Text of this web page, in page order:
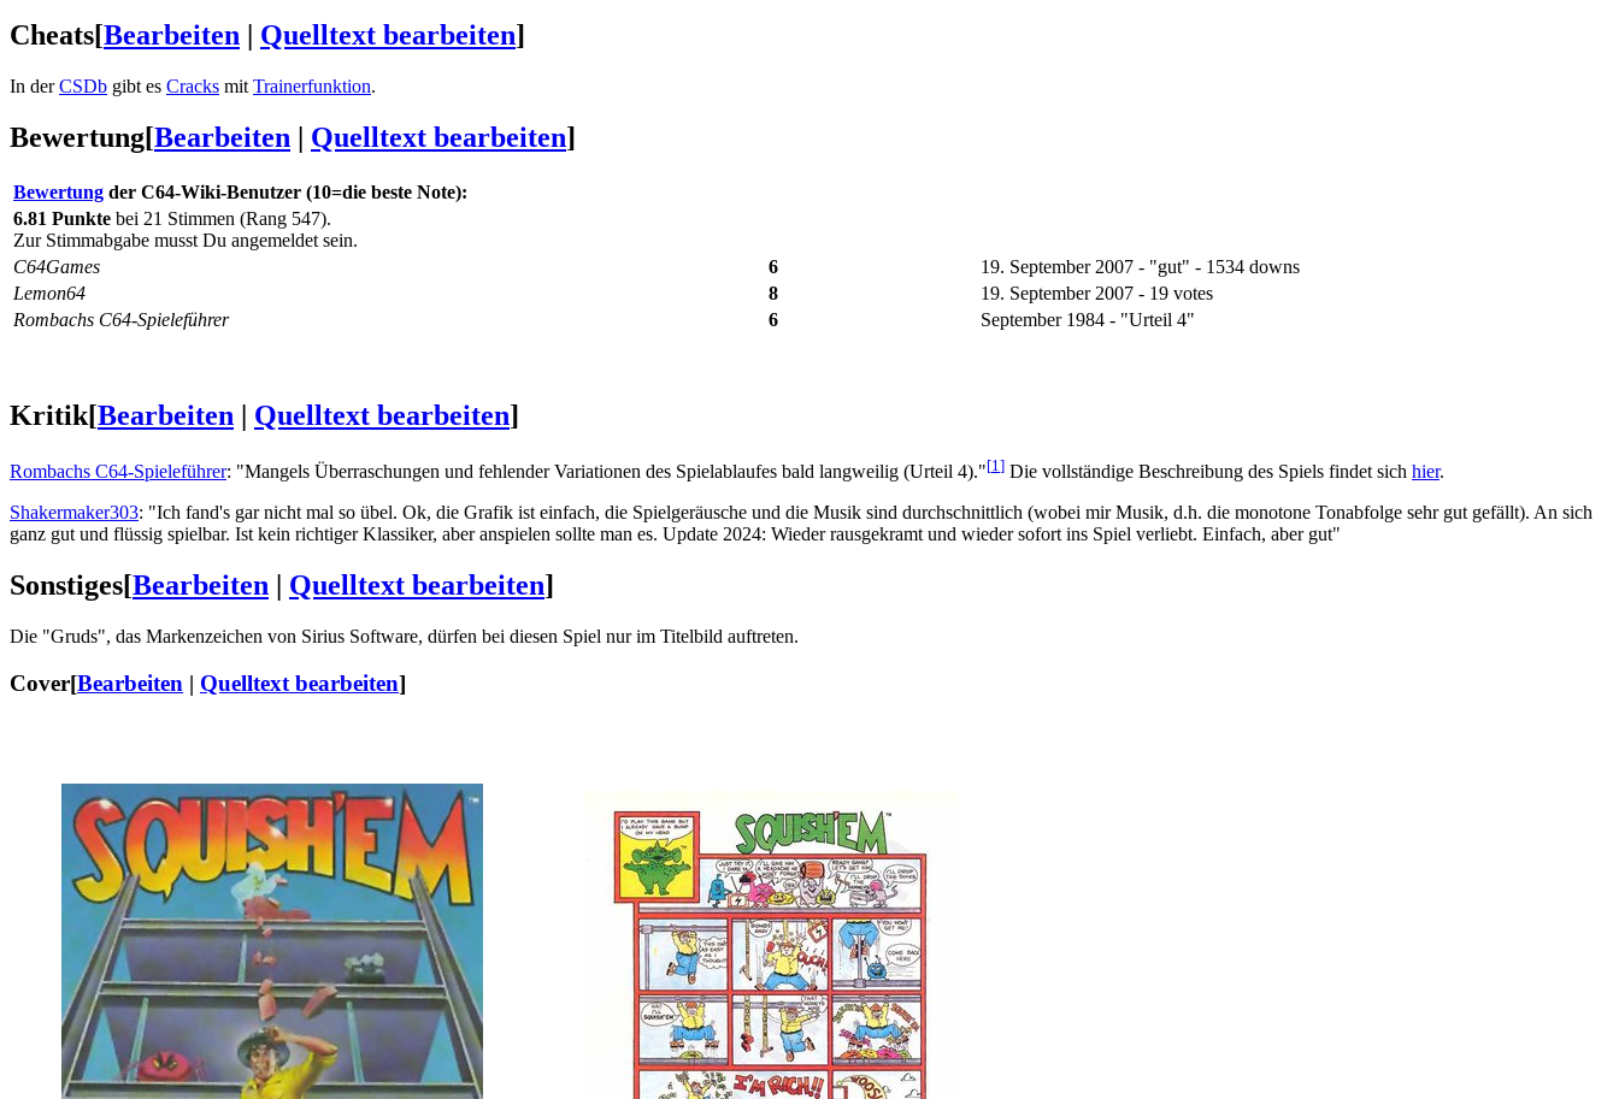
Cheats[Bearbeiten Quelltext bearbeiten]
In derCSDb gibt es Cracks mit Trainerfunktion.
Bewertung[Bearbeiten Quelltext bearbeiten]
Bewertung der C64-Wiki-Benutzer (10=die beste Note):
6.81 Punkte bei 21 Stimmen (Rang 547).
Zur Stimmabgabe musst Du angemeldet sein.
C64Games
6
19. September 2007 - "gut" - 1534 downs
Lemon64
8
19. September 2007 - 19 votes
Rombachs C64-Spieleführer
6 September 1984 - "Urteil 4"
Kritik[Bearbeiten | Quelltext bearbeiten]
Rombachs C64-Spieleführer: "Mangels Überraschungen und fehlender Variationen des Spielablaufes bald langweilig (Urteil 4)."[1] Die vollständige Beschreibung des Spiels findet sich hier.
Shakermaker303: "Ich fand's gar nicht mal so übel. Ok, die Grafik ist einfach, die Spielgeräusche und die Musik sind durchschnittlich (wobei mir Musik, d.h. die monotone Tonabfolge sehr gut gefällt). An sich
ganz gut und flüssig spielbar. Ist kein richtiger Klassiker, aber anspielen sollte man es. Update 2024: Wieder rausgekramt und wieder sofort ins Spiel verliebt. Einfach, aber gut"
Sonstiges[Bearbeiten Quelltext bearbeiten]
Die "Gruds", das Markenzeichen von Sirius Software, dürfen bei diesen Spiel nur im Titelbild auftreten.
Cover[Bearbeiten | Quelltext bearbeiten]